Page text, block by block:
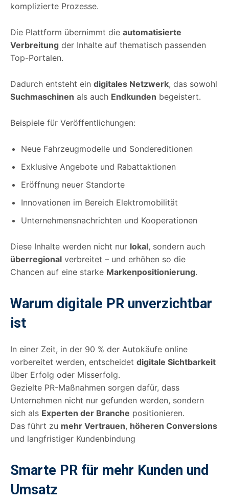
komplizierte Prozesse.
Die Plattform übernimmt die automatisierte
Verbreitung der Inhalte auf thematisch passenden
Top-Portalen.
Dadurch entsteht ein digitales Netzwerk, das sowohl
Suchmaschinen als auch Endkunden begeistert.
Beispiele für Veröffentlichungen:
Neue Fahrzeugmodelle und Sondereditionen
Exklusive Angebote und Rabattaktionen
Eröffnung neuer Standorte
Innovationen im Bereich Elektromobilität
Unternehmensnachrichten und Kooperationen
Diese Inhalte werden nicht nur lokal, sondern auch
überregional verbreitet – und erhöhen so die
Chancen auf eine starke Markenpositionierung.
Warum digitale PR unverzichtbar
ist
In einer Zeit, in der 90 % der Autokäufe online
vorbereitet werden, entscheidet digitale Sichtbarkeit
über Erfolg oder Misserfolg.
Gezielte PR-Maßnahmen sorgen dafür, dass
Unternehmen nicht nur gefunden werden, sondern
sich als Experten der Branche positionieren.
Das führt zu mehr Vertrauen, höheren Conversions
und langfristiger Kundenbindung
Smarte PR für mehr Kunden und
Umsatz